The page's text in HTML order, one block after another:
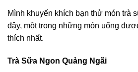
Mình khuyến khích bạn thử món trà
đây, một trong những món uống
thích nhất.
Trà Sữa Ngon Quảng Ngãi